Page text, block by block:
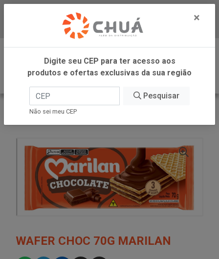
Baixe já nosso APP
0
INÍCIO
MARILAN
WAFER CHOC 70G MARILAN
×
Digite seu CEP para ter acesso aos
produtos e ofertas exclusivas da sua região
Pesquisar
Não sei meu CEP